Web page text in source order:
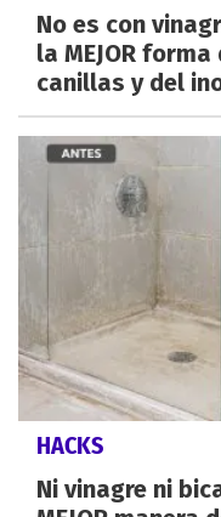
No es con
la MEJOR
canillas y del
HACKS
Ni vinagre ni